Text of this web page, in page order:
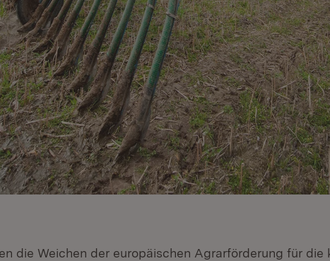
die Weichen der europäischen Agrarförderung für die